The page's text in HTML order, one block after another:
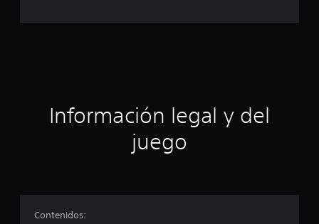
Información legal y del
juego
Contenidos: